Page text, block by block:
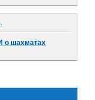
.
о шахматах